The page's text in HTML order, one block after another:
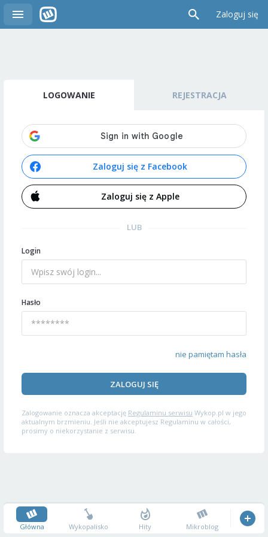
Zaloguj się
LOGOWANIE REJESTRACJA
Zaloguj się z Facebook
Zaloguj się z Apple
LUB
Login
Hasło
nie pamiętam hasła
ZALOGUJ SIĘ
Zalogowanie oznacza akceptację Regulaminu serwisu Wykop.pl w jego
aktualnym brzmieniu. Jeśli nie akceptujesz Regulaminu w całości,
prosimy o niekorzystanie z serwisu.
Główna Wykopalisko Hity Mikroblog